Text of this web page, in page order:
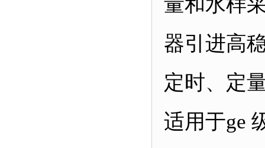
器引进高
定时、定
适用于ge